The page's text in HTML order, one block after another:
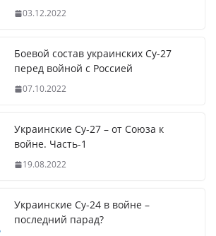
03.12.2022
Боевой состав украинских Су-27
перед войной с Россией
07.10.2022
Украинские Су-27 – от Союза к
войне. Часть-1
19.08.2022
Украинские Су-24 в войне –
последний парад?